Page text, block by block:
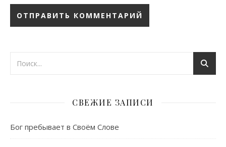
СВЕЖИЕ ЗАПИСИ
Бог пребывает в Своём Слове